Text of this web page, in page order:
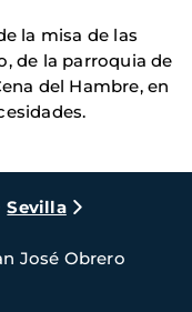
la misa de las
de la parroquia de
del Hambre, en
Sevilla
José Obrero